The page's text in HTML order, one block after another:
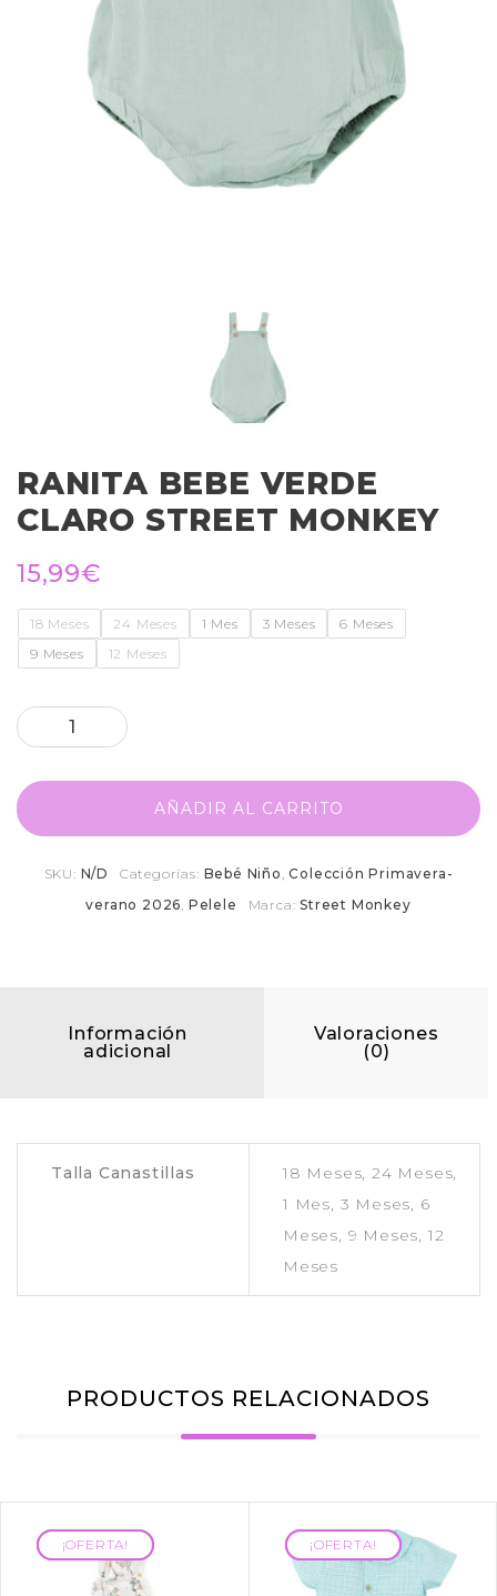
RANITA BEBE VERDE
CLARO STREET MONKEY
15,99€
18 Meses 24 Meses 1 Mes 3 Meses
6 Meses
9 Meses
12 Meses
AÑADIR AL CARRITO
SKU: N/D Categorías: Bebé Niño ,Colección Primavera-
verano 2026 Pelele Marca:Street Monkey
Información
adicional
Valoraciones
(0)
Talla Canastillas
18 Meses, 24 Meses,
1 Mes, 3 Meses, 6
Meses, 9 Meses, 12
Meses
PRODUCTOS RELACIONADOS
¡OFERTA!
¡OFERTA! ¡OFERTA!
¡OFERTA!